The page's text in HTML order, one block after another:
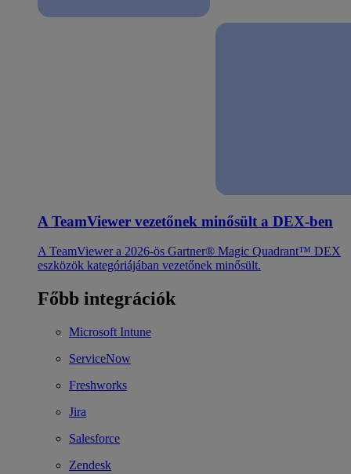
A TeamViewer vezetőnek minősült a DEX-ben
A TeamViewer a 2026-ös Gartner® Magic Quadrant™ DEX
eszközök kategóriájában vezetőnek minősült.
Főbb integrációk
Microsoft Intune
ServiceNow
Freshworks
Jira
Salesforce
Zendesk